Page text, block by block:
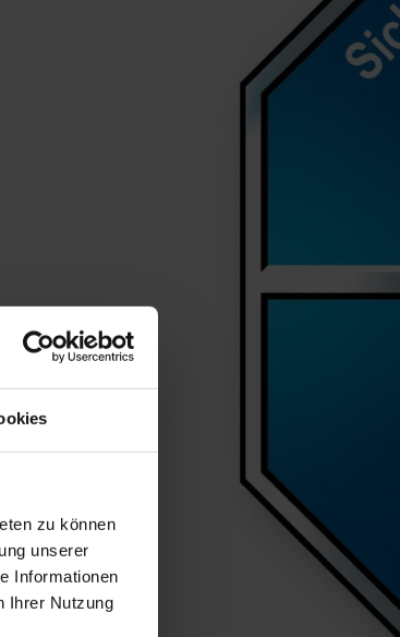
zu können
unserer
Informationen
Ihrer Nutzung